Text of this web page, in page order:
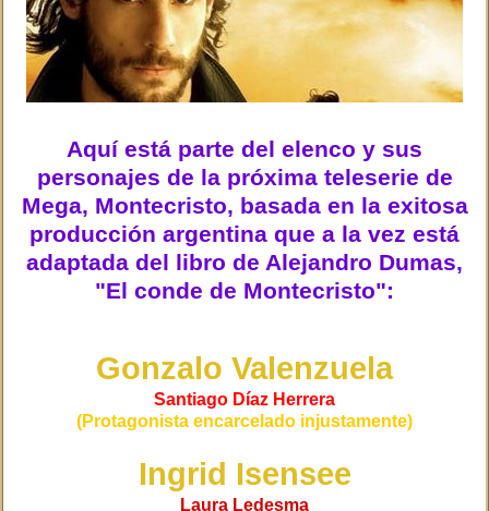
Aquí está parte del elenco y sus
personajes de la próxima teleserie de
Mega, Montecristo, basada en la exitosa
producción argentina que a la vez está
adaptada del libro de Alejandro Dumas,
"El conde de Montecristo":
Gonzalo Valenzuela
Santiago Díaz Herrera
(Protagonista encarcelado injustamente)
Ingrid Isensee
Laura Ledesma